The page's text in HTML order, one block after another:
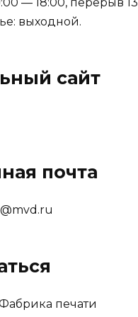
выходной.
сайт
почта
печати